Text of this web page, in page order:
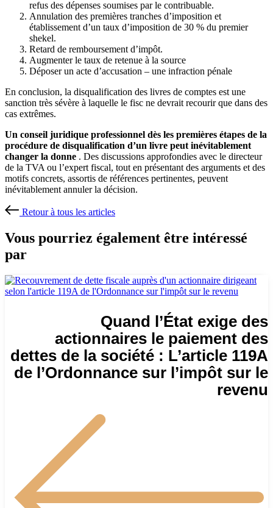
refus des dépenses soumises par le contribuable.
Annulation des premières tranches d’imposition et
établissement d’un taux d’imposition de 30 % du premier
shekel.
Retard de remboursement d’impôt.
Augmenter le taux de retenue à la source
Déposer un acte d’accusation – une infraction pénale
En conclusion, la disqualification des livres de comptes est une
sanction très sévère à laquelle le fisc ne devrait recourir que dans des
cas extrêmes.
Un conseil juridique professionnel dès les premières étapes de la
procédure de disqualification d’un livre peut inévitablement
changer la donne . Des discussions approfondies avec le directeur
de la TVA ou l’expert fiscal, tout en présentant des arguments et des
motifs concrets, assortis de références pertinentes, peuvent
inévitablement annuler la décision.
Retour à tous les articles
Vous pourriez également être intéressé
par
Quand l’État exige des
actionnaires le paiement des
dettes de la société : L’article 119A
de l’Ordonnance sur l’impôt sur le
revenu